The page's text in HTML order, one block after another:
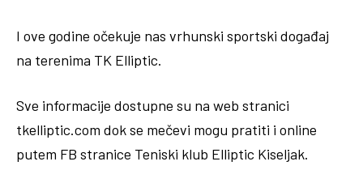
I ove godine očekuje nas vrhunski sportski događaj
na terenima TK Elliptic.
Sve informacije dostupne su na web stranici
tkelliptic.com dok se mečevi mogu pratiti i online
putem FB stranice Teniski klub Elliptic Kiseljak.